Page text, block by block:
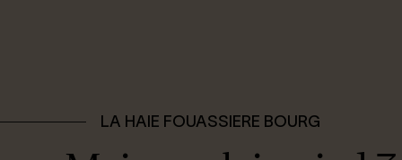
LA HAIE FOUASSIERE BOURG